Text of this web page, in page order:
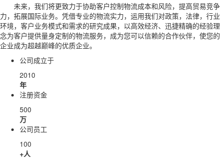
未来，我们将更致力于协助客户控制物流成本和风险，提高贸易竞争
力，拓展国际业务。凭借专业的物流实力，运用我们对政策，法律，行业
环境，客户业务模式和需求的研究成果，以高效经济、迅捷精确的经验理
念为客户提供量身定制的物流服务，成为您可以信赖的合作伙伴，使您的
企业成为超越巅峰的优质企业。
公司成立于
2010
年
注册资金
500
万
公司员工
100
+人